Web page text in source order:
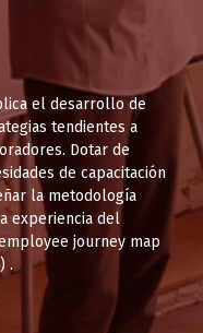
el desarrollo de
tendientes a
Dotar de
de capacitación
la metodología
experiencia del
journey map
.